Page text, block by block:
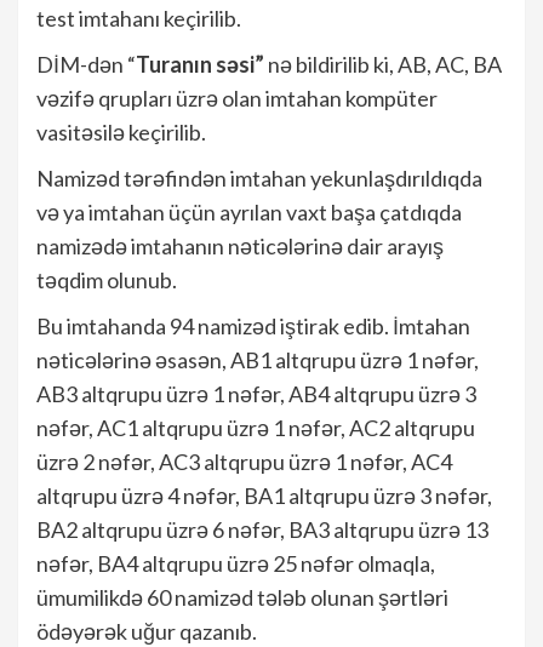
test imtahanı keçirilib.
DİM-dən “Turanın səsi” nə bildirilib ki, AB, AC, BA
vəzifə qrupları üzrə olan imtahan kompüter
vasitəsilə keçirilib.
Namizəd tərəfindən imtahan yekunlaşdırıldıqda
və ya imtahan üçün ayrılan vaxt başa çatdıqda
namizədə imtahanın nəticələrinə dair arayış
təqdim olunub.
Bu imtahanda 94 namizəd iştirak edib. İmtahan
nəticələrinə əsasən, AB1 altqrupu üzrə 1 nəfər,
AB3 altqrupu üzrə 1 nəfər, AB4 altqrupu üzrə 3
nəfər, AC1 altqrupu üzrə 1 nəfər, AC2 altqrupu
üzrə 2 nəfər, AC3 altqrupu üzrə 1 nəfər, AC4
altqrupu üzrə 4 nəfər, BA1 altqrupu üzrə 3 nəfər,
BA2 altqrupu üzrə 6 nəfər, BA3 altqrupu üzrə 13
nəfər, BA4 altqrupu üzrə 25 nəfər olmaqla,
ümumilikdə 60 namizəd tələb olunan şərtləri
ödəyərək uğur qazanıb.